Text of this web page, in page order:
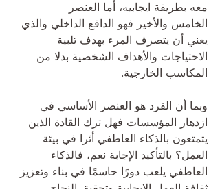
معه بطريقة ايجابيه، أما العنصر
الخامس والأخير فهو الدافع الداخلي والذي
يعني أن يتصرف المرء بهدف تلبية
الاحتياجات والأهداف الشخصية بدلا من
المكاسب الخارجية.
وبما أن الفرد هو العنصر الأساسي في
ازدهار المؤسسات فهل ترك القادة الذين
يتمتعون بالذكاء العاطفي أثرا في بيئة
العمل؟ بالتأكيد الإجابة نعم، فالذكاء
العاطفي يلعب دورًا حاسمًا في بناء وتعزيز